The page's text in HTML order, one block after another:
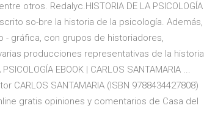
otros. Redalyc.HISTORIA DE LA PSICOLOGÍA
so-bre la historia de la psicología. Además,
- gráfica, con grupos de historiadores,
producciones representativas de la historia
EBOOK | CARLOS SANTAMARIA ...
CARLOS SANTAMARIA (ISBN 9788434427808)
gratis opiniones y comentarios de Casa del